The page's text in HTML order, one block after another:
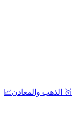
🥇 الذهب والمعادن📈